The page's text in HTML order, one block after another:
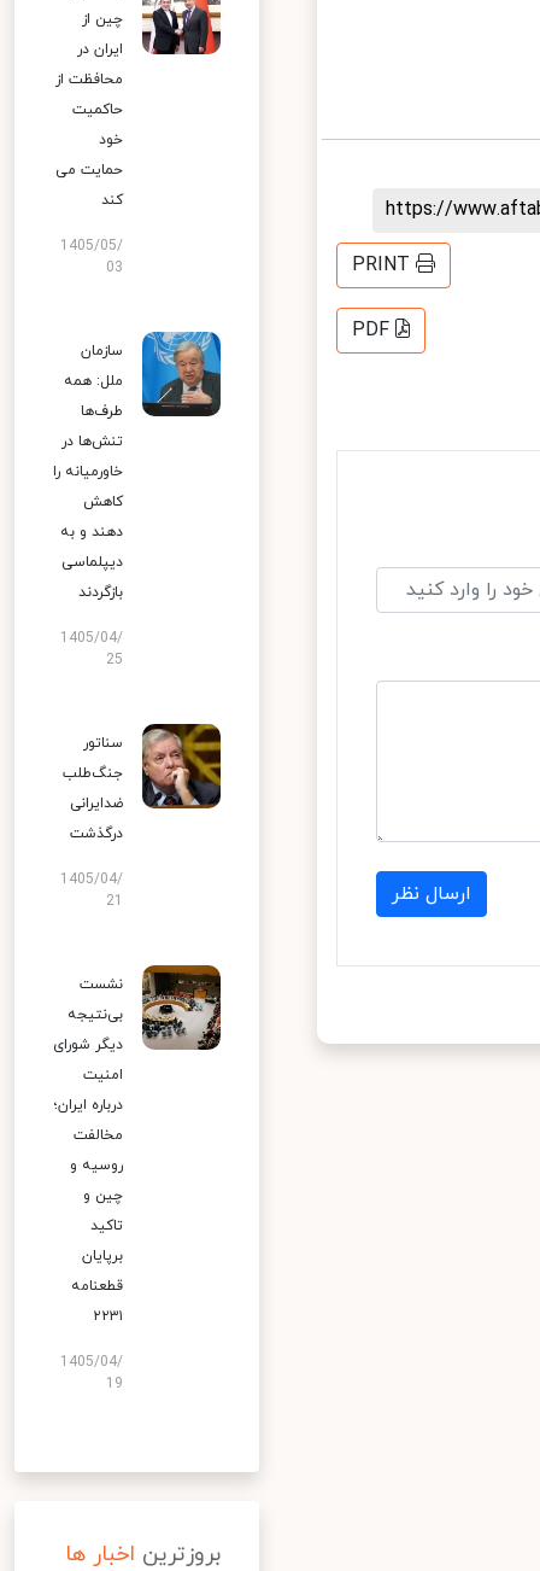
https://
PRINT
PDF
ارسال نظر
چین از
ایران در
محافظت از
حاکمیت
خود
حمایت می
کند
1405/05/
03
سازمان
ملل: همه
طرف‌ها
تنش‌ها در
خاورمیانه را
کاهش
دهند و به
دیپلماسی
بازگردند
1405/04/
25
سناتور
جنگ‌طلب
ضدایرانی
درگذشت
1405/04/
نشست
بی‌نتیجه
دیگر شورای
امنیت
درباره ایران؛
مخالفت
روسیه و
چین و
تاکید
برپایان
قطعنامه
۲۲۳۱
1405/04/
19
بروزترین اخبار ها